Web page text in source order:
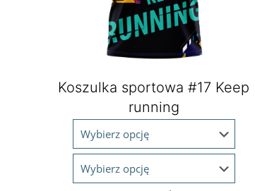
Koszulka sportowa #17 Keep
running